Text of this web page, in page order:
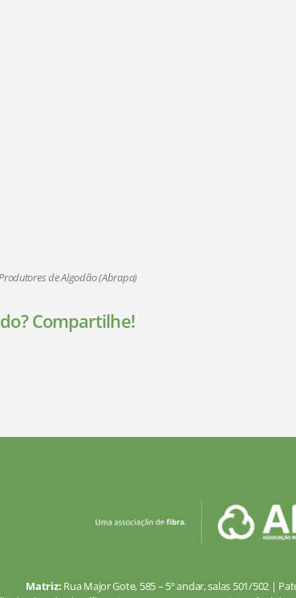
de Algodão (Abrapa)
Compartilhe!
Matriz: Rua Major Gote, 585 – 5º andar, salas 501/502 |